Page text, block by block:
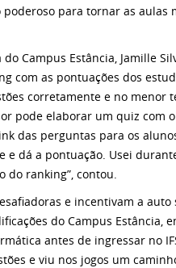
para tornar as aulas
Campus Estância, Jamille
com as pontuações dos
corretamente e no menor
pode elaborar um quiz com
das perguntas para os
e dá a pontuação. Usei
do ranking”, contou.
e incentivam a
do Campus Estância,
antes de ingressar no
e viu nos jogos um